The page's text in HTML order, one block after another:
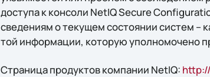
доступа к консоли NetIQ Secure
сведениям о текущем состоянии систем –
той информации, которую уполномочено
Страница продуктов компании NetIQ: